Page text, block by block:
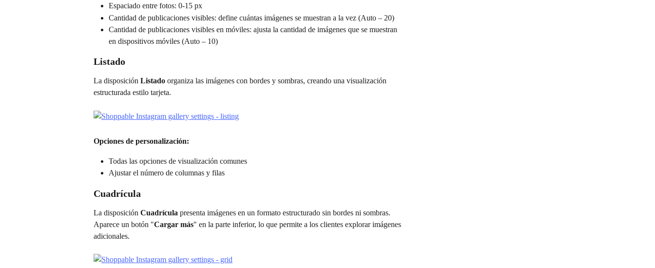
Espaciado entre fotos: 0-15 px
Cantidad de publicaciones visibles: define cuántas imágenes se muestran a la vez (Auto – 20)
Cantidad de publicaciones visibles en móviles: ajusta la cantidad de imágenes que se muestran
en dispositivos móviles (Auto – 10)
Listado
La disposición Listado organiza las imágenes con bordes y sombras, creando una visualización
estructurada estilo tarjeta.
Opciones de personalización:
Todas las opciones de visualización comunes
Ajustar el número de columnas y filas
Cuadrícula
La disposición Cuadrícula presenta imágenes en un formato estructurado sin bordes ni sombras.
Aparece un botón "Cargar más" en la parte inferior, lo que permite a los clientes explorar imágenes
adicionales.